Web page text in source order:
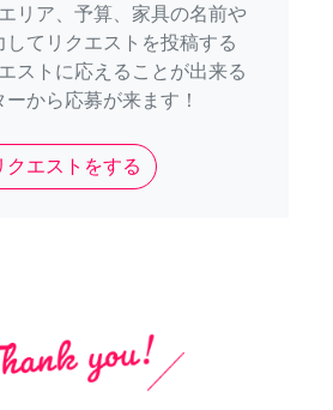
リア、予算、家具の名前や
してリクエストを投稿する
ストに応えることが出来る
ーから応募が来ます！
クエストをする